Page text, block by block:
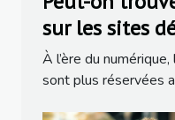
sur les sites
À l’ère du
sont plus réservées